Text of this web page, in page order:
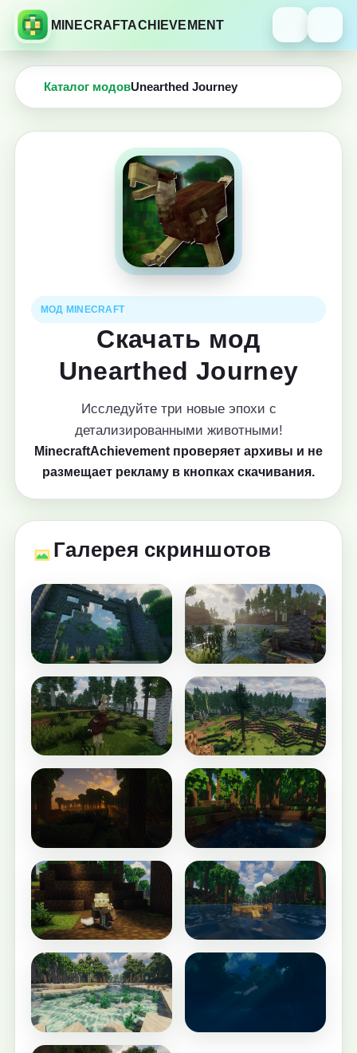
MINECRAFTACHIEVEMENT
Каталог модовUnearthed Journey
МОД MINECRAFT
Скачать мод
Unearthed Journey
Исследуйте три новые эпохи с
детализированными животными!
MinecraftAchievement проверяет архивы и не
размещает рекламу в кнопках скачивания.
Галерея скриншотов